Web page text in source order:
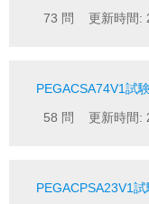
73 問 更新時間:
PEGACSA74V1試
58 問 更新時間:
PEGACPSA23V1